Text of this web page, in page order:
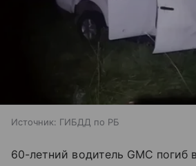
Источник: ГИБДД по РБ
60-летний водитель GMC